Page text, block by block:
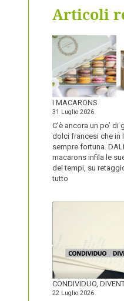
Articoli
I MACARONS
31 Luglio 2026
C’è ancora un po’
dolci francesi che in
sempre fortuna.
macarons infila le
dei tempi, su
tutto
CONDIVIDUO,
22 Luglio 2026